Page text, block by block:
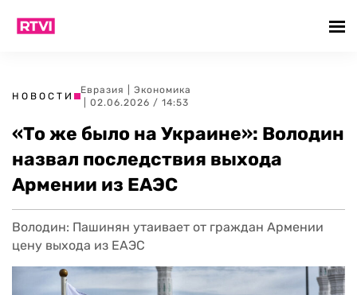
НОВОСТИ
Евразия
Экономика
| 02.06.2026 / 14:53
«То же было на Украине»: Володин
назвал последствия выхода
Армении из ЕАЭС
Володин: Пашинян утаивает от граждан Армении
цену выхода из ЕАЭС